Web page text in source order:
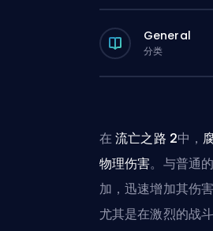
Teammate
General
分类
在流亡之路 2中，
物理伤害。与普通
加，迅速增加其伤
尤其是在激烈的战斗